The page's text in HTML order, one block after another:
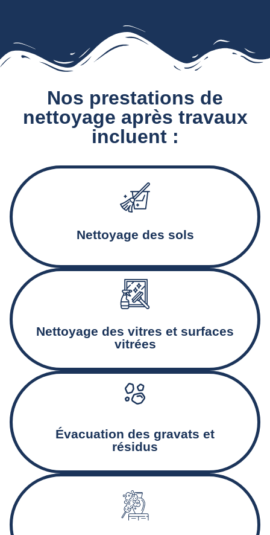
Nos prestations de
nettoyage après travaux
incluent :
Nettoyage des sols
Aspiration et décapage des sols, traitement des résidus et
Nettoyage des vitres et surfaces
vitrées
Évacuation des gravats et
résidus
issus du chantier.
Nettoyage des murs, plinthes, et autres surfaces pour